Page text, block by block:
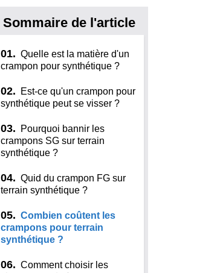
Sommaire de l'article
01. Quelle est la matière d'un
crampon pour synthétique ?
02.
Est-ce qu'un crampon pour
synthétique peut se visser ?
03.
Pourquoi bannir les
crampons SG sur terrain
synthétique ?
04. Quid du crampon FG sur
terrain synthétique ?
05. Combien coûtent les
crampons pour terrain
synthétique ?
06. Comment choisir les